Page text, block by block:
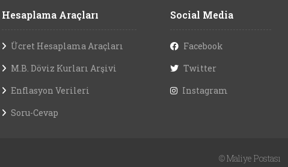
Hesaplama Araçları
Ücret Hesaplama Araçları
M.B. Döviz Kurları Arşivi
Enflasyon Verileri
Soru-Cevap
Social Media
Facebook
Twitter
Instagram
©Maliye Postası